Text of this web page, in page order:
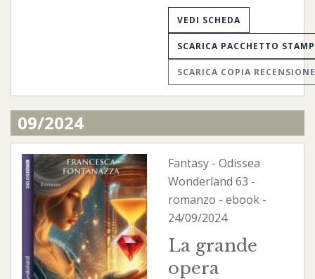
VEDI SCHEDA
SCARICA PACCHETTO
SCARICA COPIA RECENSIONE
09/2024
Fantasy - Odissea
Wonderland 63 -
romanzo - ebook -
24/09/2024
La grande
opera